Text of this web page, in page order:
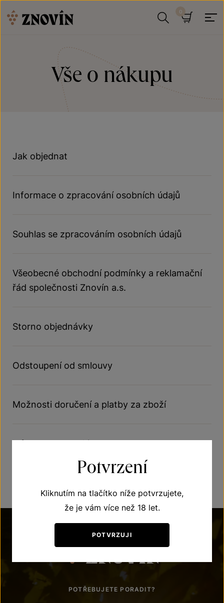
Vše o nákupu
Jak objednat
Informace o zpracování osobních údajů
Souhlas se zpracováním osobních údajů
Všeobecné obchodní podmínky a reklamační
řád společnosti Znovín a.s.
Storno objednávky
Odstoupení od smlouvy
Možnosti doručení a platby za zboží
Informace o cookies
POTŘEBUJETE PORADIT?
Potvrzení
Kliknutím na tlačítko níže potvrzujete,
že je vám více než 18 let.
POTVRZUJI